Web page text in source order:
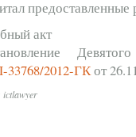
акт
33768/2012-ГКот